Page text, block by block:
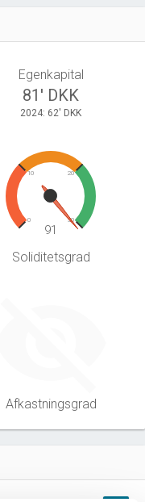
Egenkapital
81' DKK
2024: 62' DKK
0
10 20
30
91
Soliditetsgrad
Afkastningsgrad